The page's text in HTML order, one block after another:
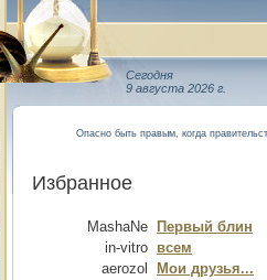
Сегодня
9 августа 2026 г.
Опасно быть правым, когда
Избранное
MashaNe
Первый блин
in-vitro всем
aerozol
Мои друзья...